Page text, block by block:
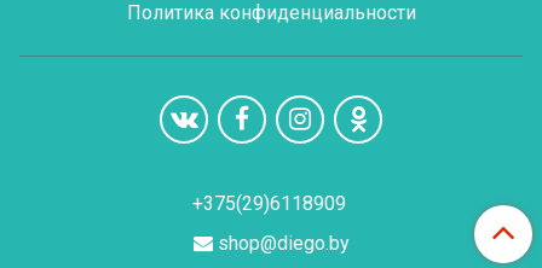
Политика конфиденциальности
+375(29)6118909
shop@diego.by